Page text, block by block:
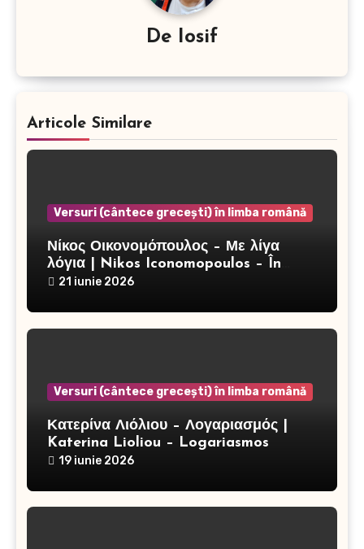
De Iosif
Articole Similare
Versuri (cântece grecești) în limba română
Νίκος Οικονομόπουλος – Με λίγα
λόγια | Nikos Iconomopoulos – În
câteva cuvinte
21 iunie 2026
Versuri (cântece grecești) în limba română
Κατερίνα Λιόλιου – Λογαριασμός |
Katerina Lioliou – Logariasmos
19 iunie 2026